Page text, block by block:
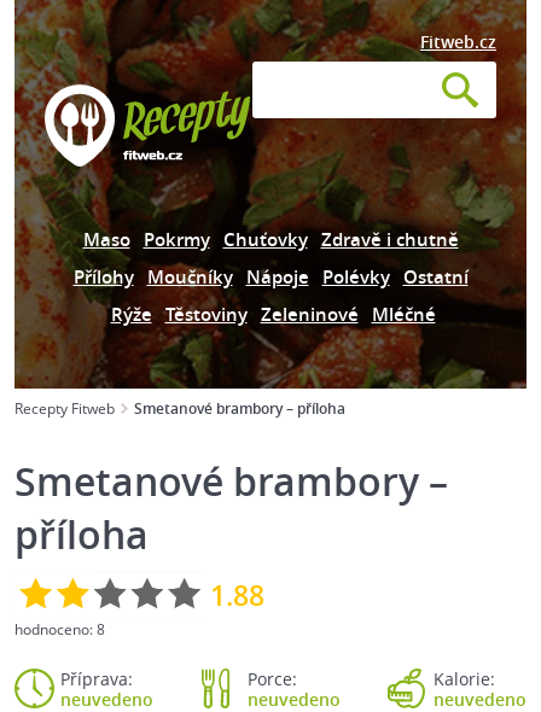
Fitweb.cz
Maso Pokrmy Chuťovky Zdravě i chutně
Přílohy Moučníky Nápoje Polévky Ostatní
Rýže Těstoviny Zeleninové Mléčné
Recepty Fitweb Smetanové brambory – příloha
Smetanové brambory –
příloha
1.88
hodnoceno:8
Příprava:
neuvedeno
Porce:
neuvedeno
Kalorie:
neuvedeno